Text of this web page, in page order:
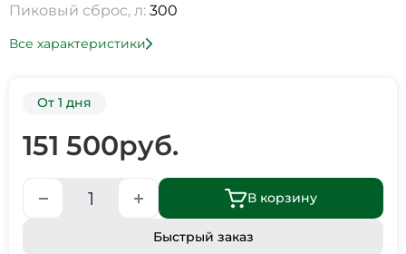
Пиковый сброс, л: 300
Все характеристики
От 1 дня
151 500руб.
В корзину
Быстрый заказ